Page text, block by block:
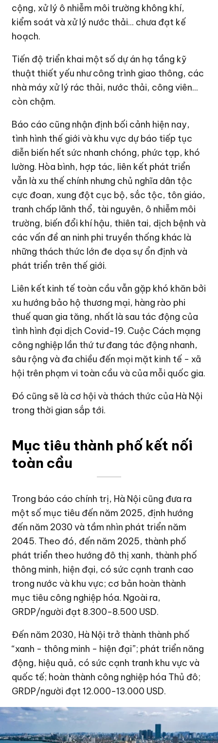
cộng, xử lý ô nhiễm môi trường không khí,
kiểm soát và xử lý nước thải... chưa đạt kế
hoạch.
Tiến độ triển khai một số dự án hạ tầng kỹ
thuật thiết yếu như công trình giao thông, các
nhà máy xử lý rác thải, nước thải, công viên...
còn chậm.
Báo cáo cũng nhận định bối cảnh hiện nay,
tình hình thế giới và khu vực dự báo tiếp tục
diễn biến hết sức nhanh chóng, phức tạp, khó
lường. Hòa bình, hợp tác, liên kết phát triển
vẫn là xu thế chính nhưng chủ nghĩa dân tộc
cực đoan, xung đột cục bộ, sắc tộc, tôn giáo,
tranh chấp lãnh thổ, tài nguyên, ô nhiễm môi
trường, biến đổi khí hậu, thiên tai, dịch bệnh và
các vấn đề an ninh phi truyền thống khác là
những thách thức lớn đe dọa sự ổn định và
phát triển trên thế giới.
Liên kết kinh tế toàn cầu vẫn gặp khó khăn bởi
xu hướng bảo hộ thương mại, hàng rào phi
thuế quan gia tăng, nhất là sau tác động của
tình hình đại dịch Covid-19. Cuộc Cách mạng
công nghiệp lần thứ tư đang tác động nhanh,
sâu rộng và đa chiều đến mọi mặt kinh tế - xã
hội trên phạm vi toàn cầu và của mỗi quốc gia.
Đó cũng sẽ là cơ hội và thách thức của Hà Nội
trong thời gian sắp tới.
Mục tiêu thành phố kết nối
toàn cầu
Trong báo cáo chính trị, Hà Nội cũng đưa ra
một số mục tiêu đến năm 2025, định hướng
đến năm 2030 và tầm nhìn phát triển năm
2045. Theo đó, đến năm 2025, thành phố
phát triển theo hướng đô thị xanh, thành phố
thông minh, hiện đại, có sức cạnh tranh cao
trong nước và khu vực; cơ bản hoàn thành
mục tiêu công nghiệp hóa. Ngoài ra,
GRDP/người đạt 8.300-8.500 USD.
Đến năm 2030, Hà Nội trở thành thành phố
“xanh - thông minh - hiện đại”; phát triển năng
động, hiệu quả, có sức cạnh tranh khu vực và
quốc tế; hoàn thành công nghiệp hóa Thủ đô;
GRDP/người đạt 12.000-13.000 USD.